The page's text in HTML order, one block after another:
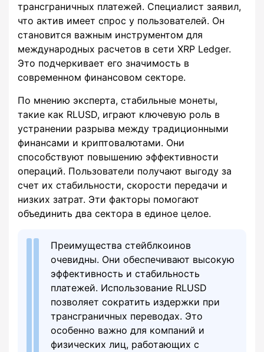
трансграничных платежей. Специалист заявил,
что актив имеет спрос у пользователей. Он
становится важным инструментом для
международных расчетов в сети XRP Ledger.
Это подчеркивает его значимость в
современном финансовом секторе.
По мнению эксперта, стабильные монеты,
такие как RLUSD, играют ключевую роль в
устранении разрыва между традиционными
финансами и криптовалютами. Они
способствуют повышению эффективности
операций. Пользователи получают выгоду за
счет их стабильности, скорости передачи и
низких затрат. Эти факторы помогают
объединить два сектора в единое целое.
Преимущества стейблкоинов
очевидны. Они обеспечивают высокую
эффективность и стабильность
платежей. Использование RLUSD
позволяет сократить издержки при
трансграничных переводах. Это
особенно важно для компаний и
физических лиц, работающих с